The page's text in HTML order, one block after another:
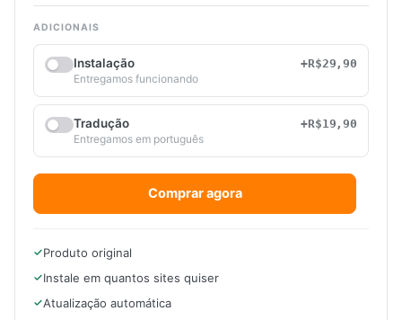
ADICIONAIS
Instalação
+R$29,90
Entregamos funcionando
Tradução
+R$19,90
Entregamos em português
Comprar agora
Produto original
Instale em quantos sites quiser
Atualização automática